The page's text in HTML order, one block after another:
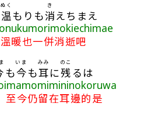
温
ぬく
もりも消
き
えちまえ
暖也一併消逝吧
も今
いま
も耳
みみ
に残
のこ
るは
今仍留在耳邊的是